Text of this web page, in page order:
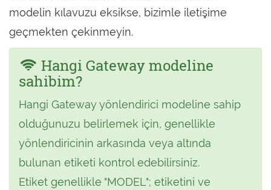
modelin kılavuzu eksikse, bizimle iletişime
geçmekten çekinmeyin.
Hangi Gateway modeline
sahibim?
Hangi Gateway yönlendirici modeline sahip
olduğunuzu belirlemek için, genellikle
yönlendiricinin arkasında veya altında
bulunan etiketi kontrol edebilirsiniz.
Etiket genellikle "MODEL"; etiketini ve